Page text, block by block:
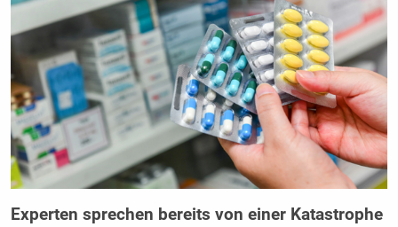
Experten sprechen bereits von einer Katastrophe